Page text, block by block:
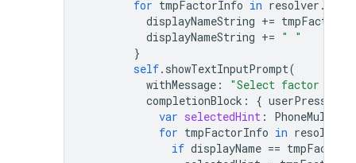
for tmpFactorInfo in resolver .
displayNameString +=
displayNameString += " "
}
self. showTextInputPrompt(
withMessage :
"Select factor to
completionBlock : { userPressedOK
var selectedHint :
for tmpFactorInfo in resolver
if displayName ==